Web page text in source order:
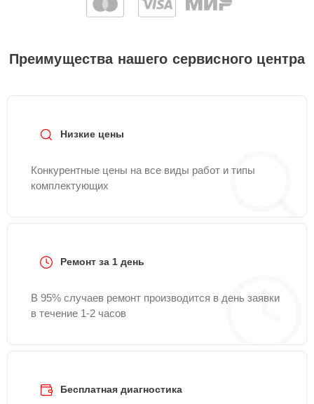
Преимущества нашего сервисного центра
Низкие цены
Конкурентные цены на все виды работ и типы
комплектующих
Ремонт за 1 день
В 95% случаев ремонт производится в день заявки
в течение 1-2 часов
Бесплатная диагностика